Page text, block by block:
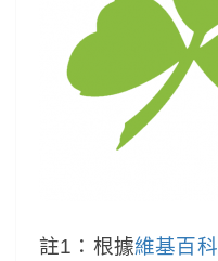
註1：根據維基百科